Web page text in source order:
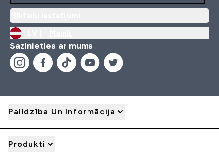
Sazinieties ar mums
Palīdzība Un Informācija
Produkti